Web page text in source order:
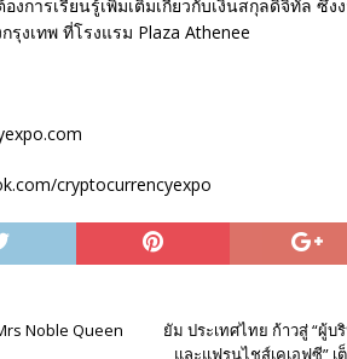
การเรียนรู้เพิ่มเติมเกี่ยวกับเงินสกุลดิจิทัล ซึ่ง
งเทพ ที่โรงแรม Plaza Athenee
cryptocurrencyexpo
Noble Queen
ยัม ประเทศไทย ก้าวสู่ “ผู้บ
และแฟรนไชส์เคเอฟซี” เ